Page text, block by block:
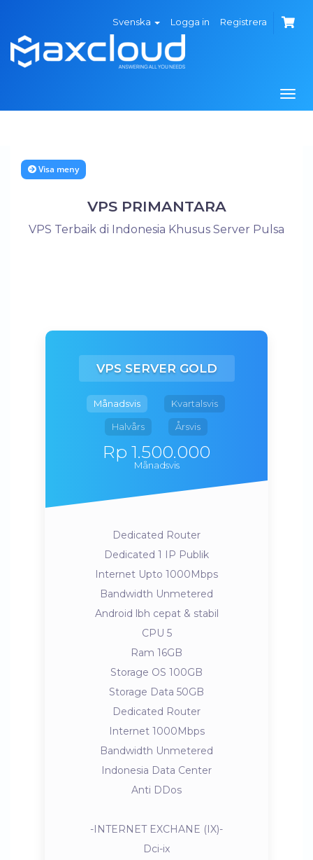
Svenska Logga in Registrera
Visa meny
VPS PRIMANTARA
VPS Terbaik di Indonesia Khusus Server Pulsa
VPS SERVER GOLD
Månadsvis Kvartalsvis
Halvårs Årsvis
Rp 1.500.000
Månadsvis
Dedicated Router
Dedicated 1 IP Publik
Internet Upto 1000Mbps
Bandwidth Unmetered
Android lbh cepat & stabil
CPU 5
Ram 16GB
Storage OS 100GB
Storage Data 50GB
Dedicated Router
Internet 1000Mbps
Bandwidth Unmetered
Indonesia Data Center
Anti DDos
-INTERNET EXCHANE (IX)-
Dci-ix